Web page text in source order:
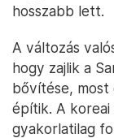
hosszabb lett.
A változás
hogy zajlik a
bővítése, most
építik. A koreai
gyakorlatilag